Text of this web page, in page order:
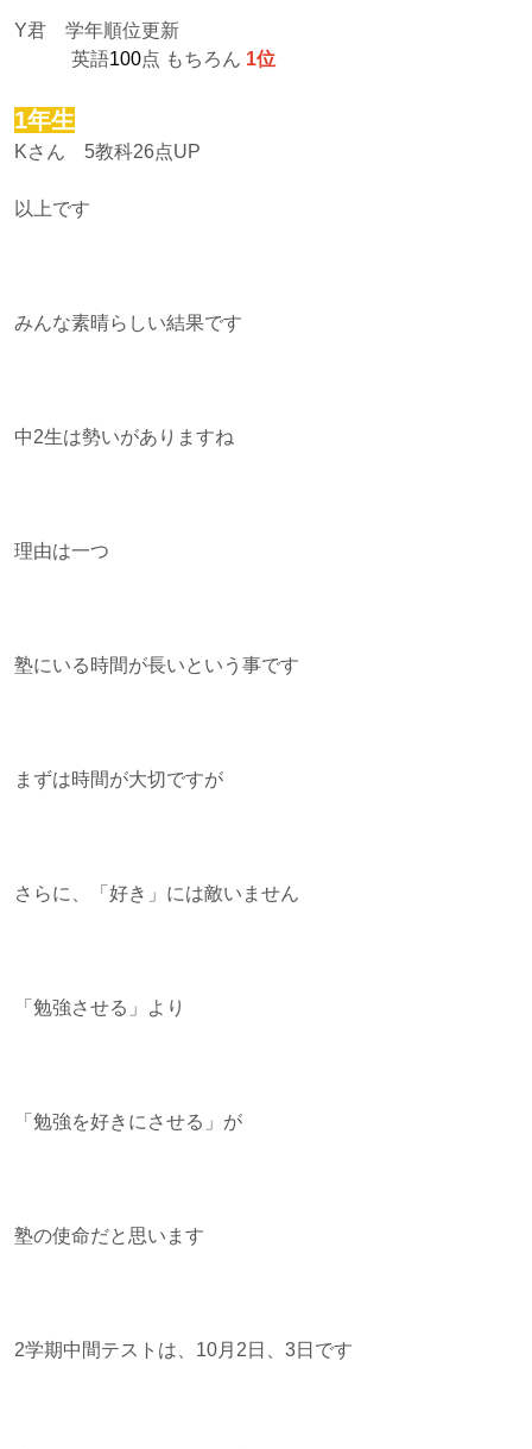
Y君 学年順位更新
英語100点 もちろん 1位
1年生
Kさん 5教科26点UP
以上です
みんな素晴らしい結果です
中2生は勢いがありますね
理由は一つ
塾にいる時間が長いという事です
まずは時間が大切ですが
さらに、「好き」には敵いません
「勉強させる」より
「勉強を好きにさせる」が
塾の使命だと思います
2学期中間テストは、10月2日、3日です